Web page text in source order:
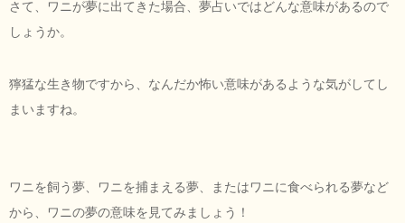
さて、ワニが夢に出てきた場合、夢占いではどんな意味があるので
しょうか。
獰猛な生き物ですから、なんだか怖い意味があるような気がしてし
まいますね。
ワニを飼う夢、ワニを捕まえる夢、またはワニに食べられる夢など
から、ワニの夢の意味を見てみましょう！